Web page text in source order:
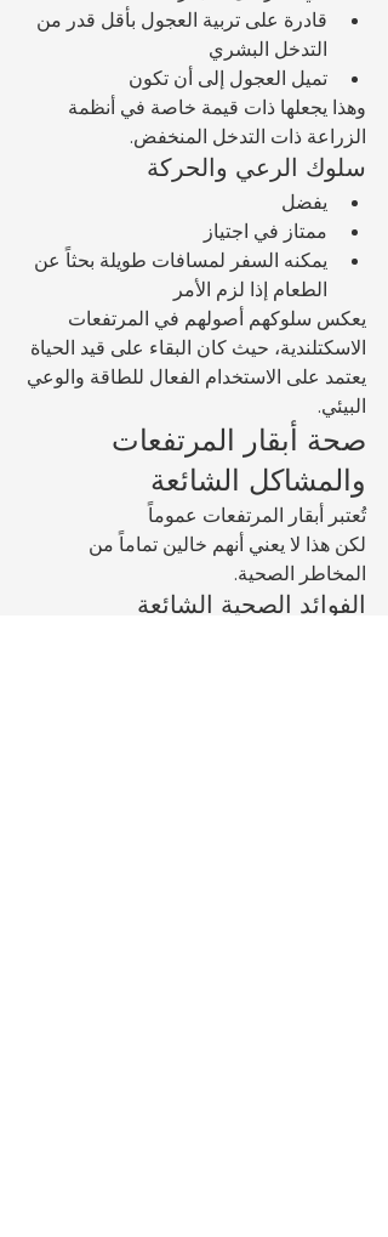
قادرة على تربية العجول بأقل قدر من
التدخل البشري
تميل العجول إلى أن تكون
وهذا يجعلها ذات قيمة خاصة في أنظمة
الزراعة ذات التدخل المنخفض.
سلوك الرعي والحركة
يفضل
ممتاز في اجتياز
يمكنه السفر لمسافات طويلة بحثاً عن
الطعام إذا لزم الأمر
يعكس سلوكهم أصولهم في المرتفعات
الاسكتلندية، حيث كان البقاء على قيد الحياة
يعتمد على الاستخدام الفعال للطاقة والوعي
البيئي.
صحة أبقار المرتفعات
والمشاكل الشائعة
تُعتبر أبقار المرتفعات عموماً
لكن هذا لا يعني أنهم خالين تماماً من
المخاطر الصحية.
الفوائد الصحية الشائعة